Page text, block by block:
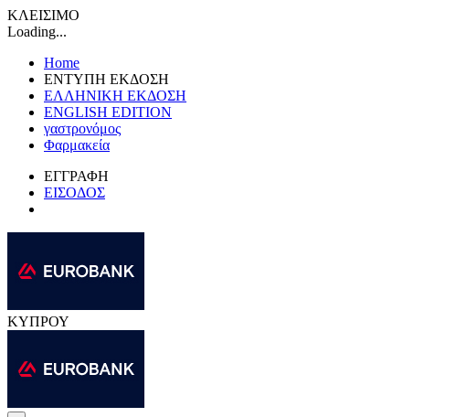
ΚΛΕΙΣΙΜΟ
Loading...
Home
ΕΝΤΥΠΗ ΕΚΔΟΣΗ
ΕΛΛΗΝΙΚΗ ΕΚΔΟΣΗ
ENGLISH EDITION
γαστρονόμος
Φαρμακεία
ΕΓΓΡΑΦΗ
ΕΙΣΟΔΟΣ
ΚΥΠΡΟΥ